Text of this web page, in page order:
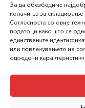
За да обезбедиме
колачиња за складирање
Согласноста со овие
податоци како што се
единствените
или повлекувањето на
одредени